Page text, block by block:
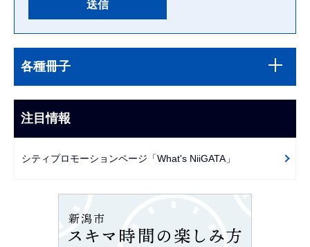
文
こ
ま
で
ブ
ビ
ー
各種冊子
注目情報
シティプロモーションページ「What's NiiGATA」